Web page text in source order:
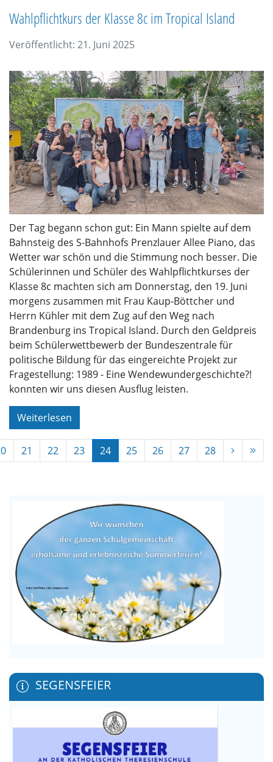
Wahlpflichtkurs der Klasse 8c im Tropical Island
Veröffentlicht: 21. Juni 2025
Der Tag begann schon gut: Ein Mann spielte auf dem
Bahnsteig des S-Bahnhofs Prenzlauer Allee Piano, das
Wetter war schön und die Stimmung noch besser. Die
Schülerinnen und Schüler des Wahlpflichtkurses der
Klasse 8c machten sich am Donnerstag, den 19. Juni
morgens zusammen mit Frau Kaup-Böttcher und
Herrn Kühler mit dem Zug auf den Weg nach
Brandenburg ins Tropical Island. Durch den Geldpreis
beim Schülerwettbewerb der Bundeszentrale für
politische Bildung für das eingereichte Projekt zur
Fragestellung: 1989 - Eine Wendewundergeschichte?!
konnten wir uns diesen Ausflug leisten.
Weiterlesen
21 22 23 24 25 26 27 28
SEGENSFEIER